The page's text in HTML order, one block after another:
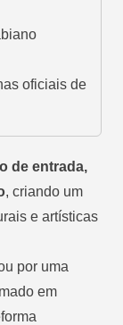
oficiais de
de entrada,
, criando um
e artísticas
por uma
em